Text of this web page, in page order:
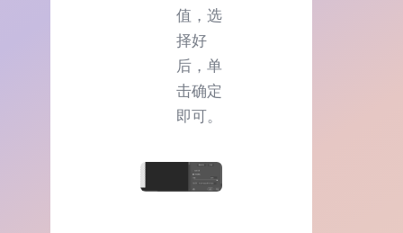
值，选
择好
后，单
击确定
即可。